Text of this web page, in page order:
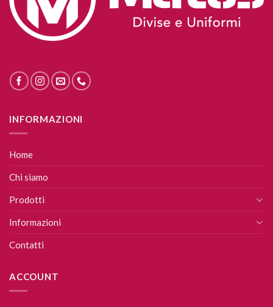
INFORMAZIONI
Home
Chi siamo
Prodotti
Informazioni
Contatti
ACCOUNT